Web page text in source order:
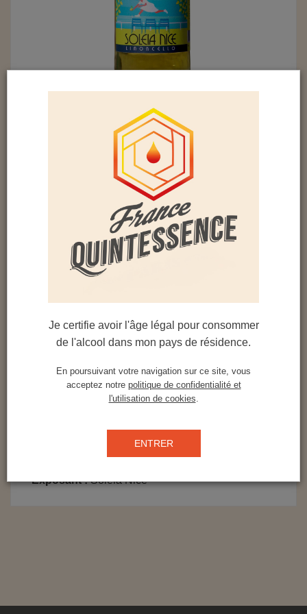
SOLEIA NICE LIMONCELLO (37%)
Élaborée à partir des citrons de Menton, les
ingrédients se limitent aux citrons, sucre et
l’alcool. Le principe de formulation se conforme
d’exprimer le parfum du fruit dans son intégralité
de manière intense.
Il se différencie des autres limoncellos par
dégustation, il révèle toutes les nuances du citron,
moins sucré que les produits des confrères.
Exposant : Soleia Nice
Je certifie avoir l'âge légal pour consommer
de l'alcool dans mon pays de résidence.
En poursuivant votre navigation sur ce site, vous
acceptez notre politique de confidentialité et
l'utilisation de cookies
ENTRER